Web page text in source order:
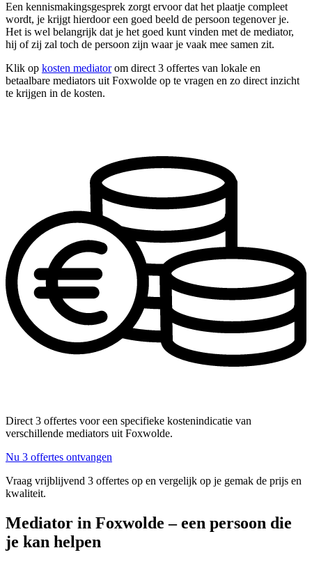
Een kennismakingsgesprek zorgt ervoor dat het plaatje compleet
wordt, je krijgt hierdoor een goed beeld de persoon tegenover je.
Het is wel belangrijk dat je het goed kunt vinden met de mediator,
hij of zij zal toch de persoon zijn waar je vaak mee samen zit.
Klik op kosten mediatorom direct 3 offertes van lokale en
betaalbare mediators uit Foxwolde op te vragen en zo direct inzicht
te krijgen in de kosten.
Direct 3 offertes voor een specifieke kostenindicatie van
verschillende mediators uit Foxwolde.
Nu 3 offertes ontvangen
Vraag vrijblijvend 3 offertes op en vergelijk op je gemak de prijs en
kwaliteit.
Mediator in Foxwolde – een persoon die
je kan helpen